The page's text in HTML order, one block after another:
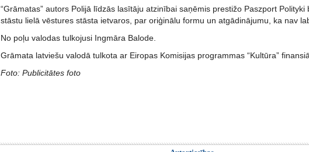
“Grāmatas” autors Polijā līdzās lasītāju atzinībai saņēmis prestižo Paszport
stāstu lielā vēstures stāsta ietvaros, par oriģinālu formu un atgādinājumu, ka nav
No poļu valodas tulkojusi Ingmāra Balode.
Grāmata latviešu valodā tulkota ar Eiropas Komisijas programmas “Kultūra”
Foto: Publicitātes foto